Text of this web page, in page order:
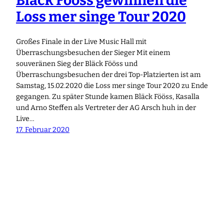
Loss mer singe Tour 2020
Großes Finale in der Live Music Hall mit
Überraschungsbesuchen der Sieger Mit einem
souveränen Sieg der Bläck Fööss und
Überraschungsbesuchen der drei Top-Platzierten ist am
Samstag, 15.02.2020 die Loss mer singe Tour 2020 zu Ende
gegangen. Zu später Stunde kamen Bläck Fööss, Kasalla
und Arno Steffen als Vertreter der AG Arsch huh in der
Live…
17. Februar 2020